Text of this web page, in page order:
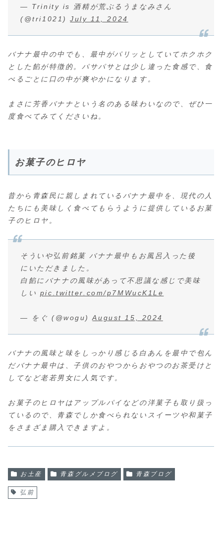
— Trinity is 酒精が荒ぶるうまなみさん
(@tri1021)July 11, 2024
バナナ最中の中でも、最中がパリッとしていてホクホク
とした餡が特徴的。パサパサとは少し違った食感で、食
べるごとに口の中が爽やかになります。
まさに芳香バナナという名のある味わいなので、ぜひ一
度食べてみてくださいね。
お菓子のヒロヤ
昔から青森民に親しまれているバナナ最中を、現代の人
たちにも美味しく食べてもらうように提供しているお菓
子のヒロヤ。
そういや弘前銘菓 バナナ最中もお風呂入った後
にいただきました。
白餡にバナナの風味があって不思議な感じで美味
しい pic.twitter.com/p7MWucK1Le
— をぐ (@wogu)August 15, 2024
バナナの風味と味をしっかり感じる白あんを最中で包ん
だバナナ最中は、子供のおやつからおやつのお茶受けと
してなど老若男女に人気です。
お菓子のヒロヤはアップルパイなどの洋菓子も取り扱っ
ているので、青森でしか食べられないスイーツや和菓子
をさまざま購入できますよ。
お土産 青森グルメブログ 青森ブログ
弘前